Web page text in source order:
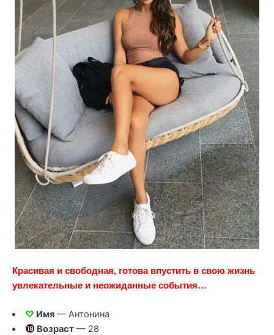
Красивая и свободная, готова впустить в свою жизнь
увлекательные и неожиданные события…
♡ Имя— Антонина
Возраст — 28